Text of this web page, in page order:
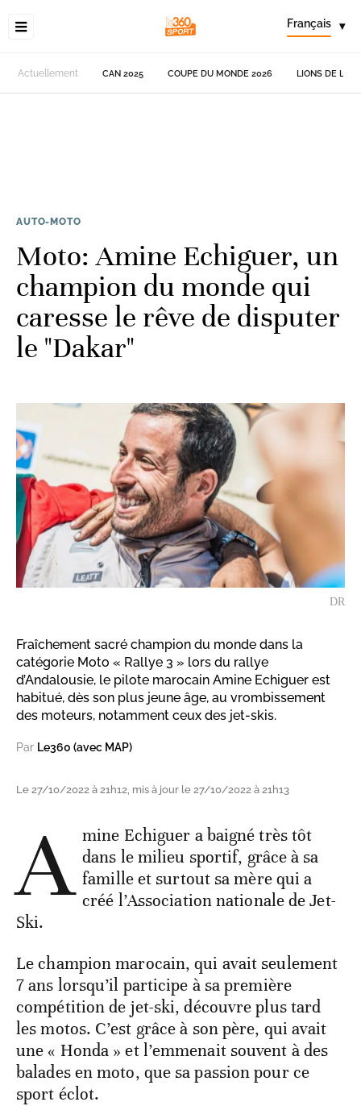
Français ▾
Actuellement CAN 2025 COUPE DU MONDE 2026 LIONS DE
AUTO-MOTO
Moto: Amine Echiguer, un
champion du monde qui
caresse le rêve de disputer
le "Dakar"
DR
Fraîchement sacré champion du monde dans la
catégorie Moto « Rallye 3 » lors du rallye
d’Andalousie, le pilote marocain Amine Echiguer est
habitué, dès son plus jeune âge, au vrombissement
des moteurs, notamment ceux des jet-skis.
Par Le360 (avec MAP)
Le 27/10/2022 à 21h12, mis à jour le 27/10/2022 à 21h13
A mine Echiguer a baigné très tôt
dans le milieu sportif, grâce à sa
famille et surtout sa mère qui a
créé l’Association nationale de Jet-
Ski.
Le champion marocain, qui avait seulement
7 ans lorsqu’il participe à sa première
compétition de jet-ski, découvre plus tard
les motos. C’est grâce à son père, qui avait
une « Honda » et l’emmenait souvent à des
balades en moto, que sa passion pour ce
sport éclot.